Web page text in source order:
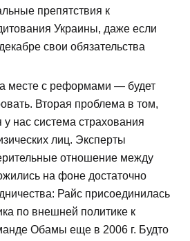
препятствия к
Украины, даже если
свои обязательства
месте с реформами — будет
Вторая проблема в том,
нас система страхования
лиц. Эксперты
отношение между
на фоне достаточно
Райс присоединилась
по внешней политике к
Обамы еще в 2006 г. Будто